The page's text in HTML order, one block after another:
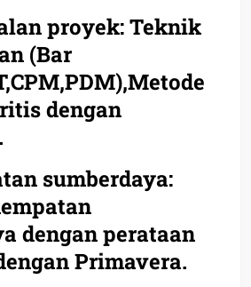
proyek: Teknik
(Bar
dengan
sumberdaya:
dengan perataan
Primavera.